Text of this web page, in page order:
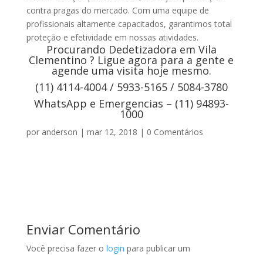
contra pragas do mercado. Com uma equipe de
profissionais altamente capacitados, garantimos total
proteção e efetividade em nossas atividades.
Procurando Dedetizadora em Vila
Clementino ? Ligue agora para a gente e
agende uma visita hoje mesmo.
(11) 4114-4004 / 5933-5165 / 5084-3780
WhatsApp e Emergencias – (11) 94893-
1000
por anderson | mar 12, 2018 | 0 Comentários
Enviar Comentário
Você precisa fazer o login para publicar um